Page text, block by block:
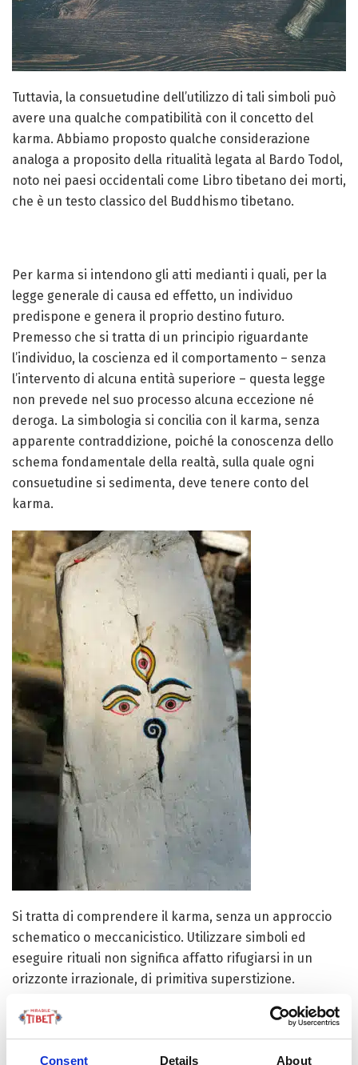
Consent Details About
Tuttavia, la consuetudine dell’utilizzo di tali simboli può
avere una qualche compatibilità con il concetto del
karma. Abbiamo proposto qualche considerazione
analoga a proposito della ritualità legata al Bardo Todol,
noto nei paesi occidentali come Libro tibetano dei morti,
che è un testo classico del Buddhismo tibetano.
Per karma si intendono gli atti medianti i quali, per la
legge generale di causa ed effetto, un individuo
predispone e genera il proprio destino futuro.
Premesso che si tratta di un principio riguardante
l’individuo, la coscienza ed il comportamento – senza
l’intervento di alcuna entità superiore – questa legge
non prevede nel suo processo alcuna eccezione né
deroga. La simbologia si concilia con il karma, senza
apparente contraddizione, poiché la conoscenza dello
schema fondamentale della realtà, sulla quale ogni
consuetudine si sedimenta, deve tenere conto del
karma.
Si tratta di comprendere il karma, senza un approccio
schematico o meccanicistico. Utilizzare simboli ed
eseguire rituali non significa affatto rifugiarsi in un
orizzonte irrazionale, di primitiva superstizione.
All’opposto, quello che viene proposto è un